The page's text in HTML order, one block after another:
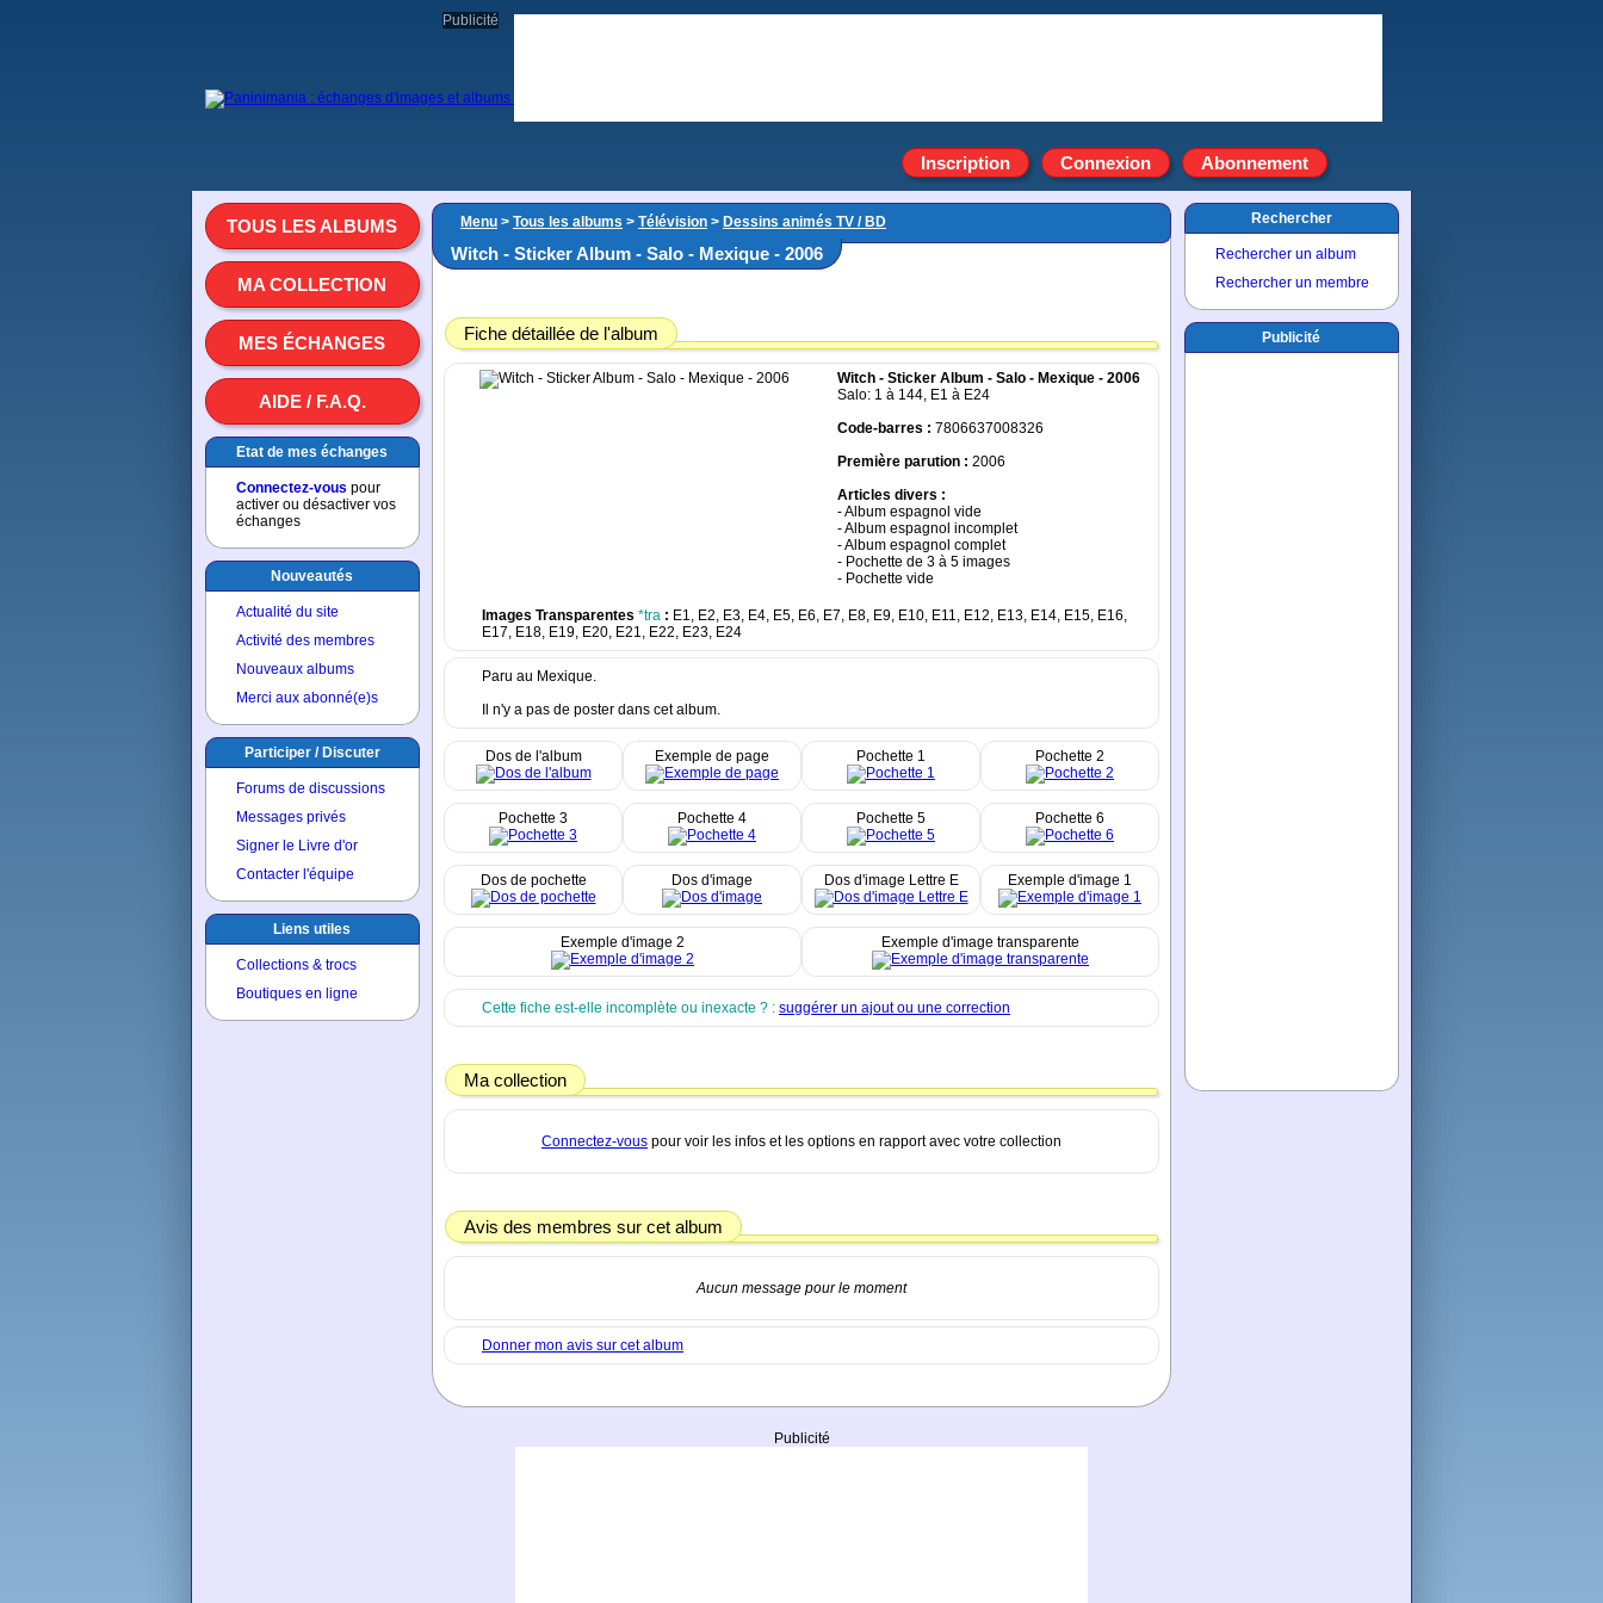
Inscription Connexion Abonnement
TOUS LES ALBUMS
MA COLLECTION
MES ÉCHANGES
AIDE / F.A.Q.
Etat de mes échanges
Connectez-vous pour
activer ou désactiver vos
échanges
Nouveautés
Actualité du site
Activité des membres
Nouveaux albums
Merci aux abonné(e)s
Participer / Discuter
Forums de discussions
Messages privés
Signer le Livre d'or
Contacter l'équipe
Liens utiles
Collections & trocs
Boutiques en ligne
Menu > Tous les albums > Télévision > Dessins animés TV / BD
Witch - Sticker Album - Salo - Mexique - 2006
Fiche détaillée de l'album
Witch - Sticker Album - Salo - Mexique - 2006
Salo: 1 à 144, E1 à E24
Code-barres : 7806637008326
Première parution : 2006
Articles divers :
- Album espagnol vide
- Album espagnol incomplet
- Album espagnol complet
- Pochette de 3 à 5 images
- Pochette vide
Images Transparentes *tra : E1, E2, E3, E4, E5, E6, E7, E8, E9, E10, E11, E12, E13, E14, E15, E16,
E17, E18, E19, E20, E21, E22, E23, E24
Paru au Mexique.
Il n'y a pas de poster dans cet album.
Dos de l'album Exemple de page Pochette 1 Pochette 2
Pochette 3 Pochette 4 Pochette 5 Pochette 6
Dos de pochette Dos d'image Dos d'image Lettre E Exemple d'image 1
Exemple d'image 2 Exemple d'image transparente
Cette fiche est-elle incomplète ou inexacte ? : suggérer un ajout ou une correction
Ma collection
Connectez-vous pour voir les infos et les options en rapport avec votre collection
Avis des membres sur cet album
Aucun message pour le moment
Donner mon avis sur cet album
Publicité
Rechercher
Rechercher un album
Rechercher un membre
Publicité
Publicité